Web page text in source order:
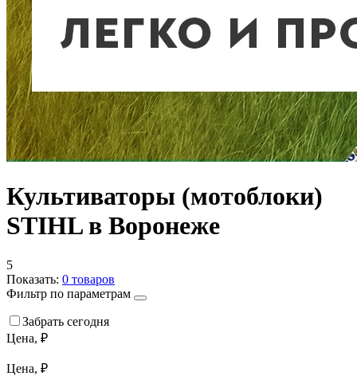
Культиваторы (мотоблоки)
STIHL в Воронеже
5
Показать: 0 товаров
Фильтр по параметрам
Забрать сегодня
Цена, ₽
Цена, ₽